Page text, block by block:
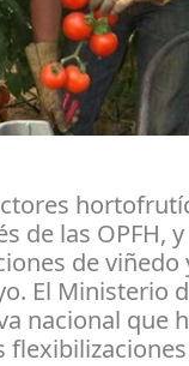
de las OPFH,
de viñedo
El Ministerio
nacional que
flexibilizaciones